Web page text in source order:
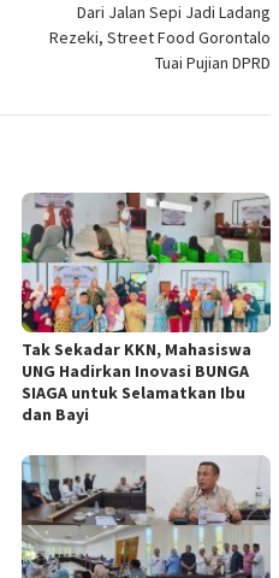
Dari Jalan Sepi Jadi Ladang
Rezeki, Street Food Gorontalo
Tuai Pujian DPRD
Tak Sekadar KKN, Mahasiswa
UNG Hadirkan Inovasi BUNGA
SIAGA untuk Selamatkan Ibu
dan Bayi